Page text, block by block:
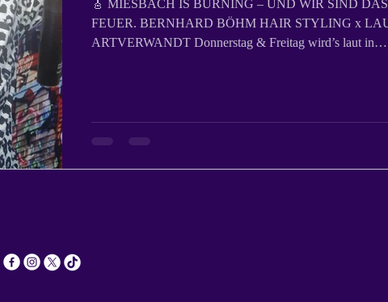
🎸 MIESBACH IS BURNING – UND WIR SIND DAS
FEUER. BERNHARD BÖHM HAIR STYLING x LAURA-
ARTVERWANDT Donnerstag & Freitag wird’s laut in
besser denn je. 💥 Das A(ua)-Team ist zurück. 💈 Old. Badass.